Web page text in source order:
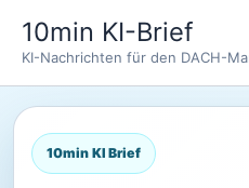
Inhalt
springen
10min KI-Brief
KI-Nachrichten für den DACH-